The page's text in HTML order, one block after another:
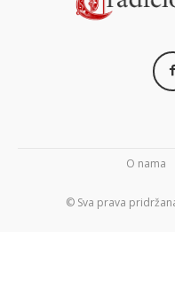
O nama
© Sva prava